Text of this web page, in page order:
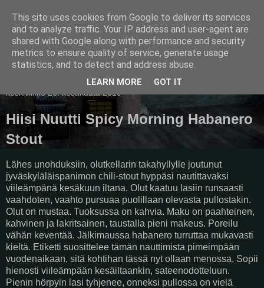
Pullollinen
keskiviikko 26. kesäkuuta 2019
Hiisi Nuutti Spicy Morning Habanero
Stout
Lähes unohduksiin, olutkellarin takahyllylle joutunut
jyväskyläläispanimon chili-stout hyppäsi nautittavaksi
viileämpänä kesäkuun iltana. Olut kaatuu lasiin runsaasti
vaahdoten, vaahto pursuaa puolillaan olevasta pullostakin.
Olut on mustaa. Tuoksussa on kahvia. Maku on paahteinen,
kahvinen ja lakritsainen, taustalla pieni makeus. Poreilu
vähän keventää. Jälkimaussa habanero turruttaa mukavasti
kieltä. Etiketti suosittelee tämän nauttimista pimeimpään
vuodenaikaan, sitä kohtihan tässä nyt ollaan menossa. Sopii
hienosti viileämpään kesäiltaankin, sateenodotteluun.
Pienin hörpyin lasi tyhjenee, onneksi pullossa on vielä
This site uses cookies from Google to deliver its services
and to analyze traffic. Your IP address and user-agent are
shared with Google along with performance and security
metrics to ensure quality of service, generate usage
statistics, and to detect and address abuse.
LEARN MORE GOT IT